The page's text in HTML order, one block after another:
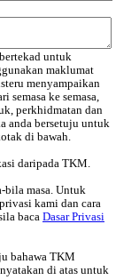
untuk
maklumat
menyampaikan
semasa ke semasa,
perkhidmatan dan
anda bersetuju untuk
di bawah.
daripada TKM.
masa. Untuk
kami dan cara
baca Dasar Privasi
bahawa TKM
di atas untuk